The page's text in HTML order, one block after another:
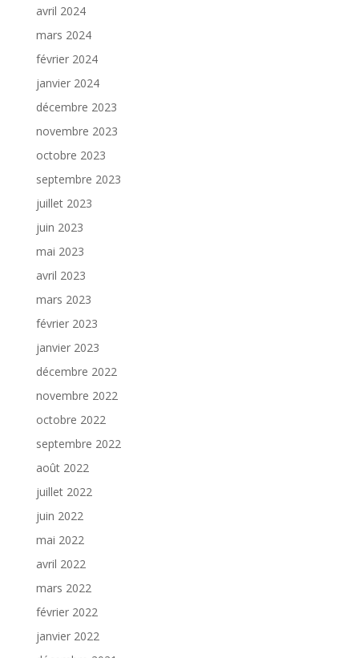
avril 2024
mars 2024
février 2024
janvier 2024
décembre 2023
novembre 2023
octobre 2023
septembre 2023
juillet 2023
juin 2023
mai 2023
avril 2023
mars 2023
février 2023
janvier 2023
décembre 2022
novembre 2022
octobre 2022
septembre 2022
août 2022
juillet 2022
juin 2022
mai 2022
avril 2022
mars 2022
février 2022
janvier 2022